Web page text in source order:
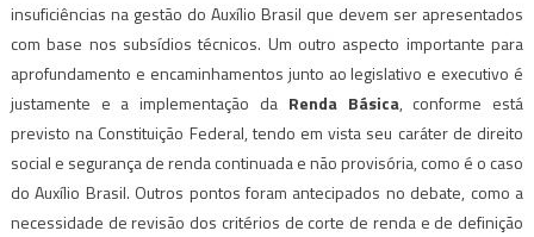
insuficiências na gestão do Auxílio Brasil que devem ser apresentados
com base nos subsídios técnicos. Um outro aspecto importante para
aprofundamento e encaminhamentos junto ao legislativo e executivo é
justamente e a implementação da Renda Básica, conforme está
previsto na Constituição Federal, tendo em vista seu caráter de direito
social e segurança de renda continuada e não provisória, como é o caso
do Auxílio Brasil. Outros pontos foram antecipados no debate, como a
necessidade de revisão dos critérios de corte de renda e de definição